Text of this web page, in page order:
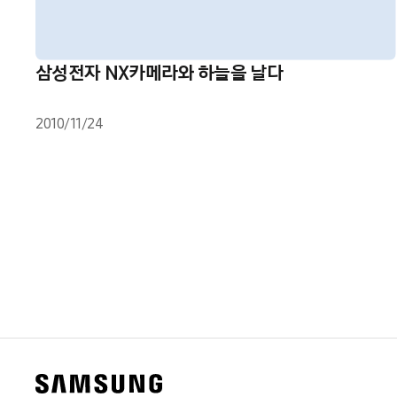
삼성전자 NX카메라와 하늘을 날다
2010/11/24